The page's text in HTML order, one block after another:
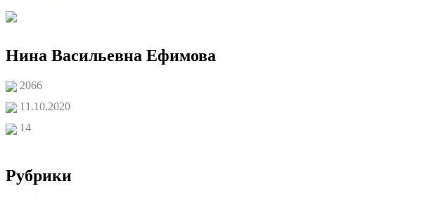
Нина Васильевна Ефимова
2066
11.10.2020
14
Рубрики